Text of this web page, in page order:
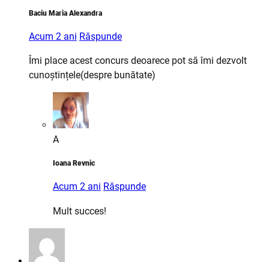
Baciu Maria Alexandra
Acum 2 ani Răspunde
Îmi place acest concurs deoarece pot să îmi dezvolt
cunoștințele(despre bunătate)
A
Ioana Revnic
Acum 2 ani Răspunde
Mult succes!